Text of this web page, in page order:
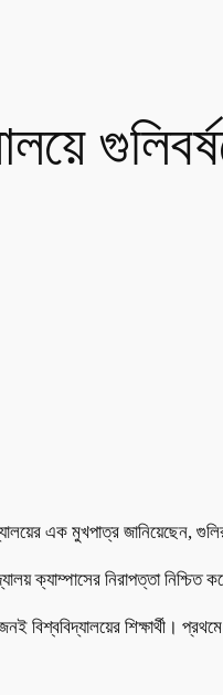
এক মুখপাত্র
ক্যাম্পাসের নিরাপত্তা
বিশ্ববিদ্যালয়ের শিক্ষার্থী।